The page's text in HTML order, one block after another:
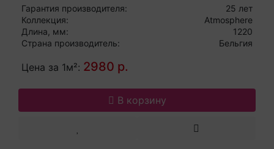
Гарантия производителя:
25 лет
Коллекция:
Atmosphere
Длина, мм:
1220
Страна производитель:
Бельгия
Цена за 1м²: 2980 р.
В корзину